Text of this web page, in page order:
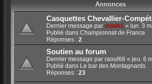
Annonces
Casquettes Chevallier-
Dernier message par modo1« lun. 3
Publié dans Championnat de France
Réponses : 2
Soutien au forum
Dernier message par raoul68 « jeu. 6
Publié dans Le bar des Montagnards
Réponses : 23